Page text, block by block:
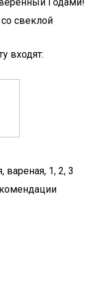
свеклой
входят:
1, 2, 3